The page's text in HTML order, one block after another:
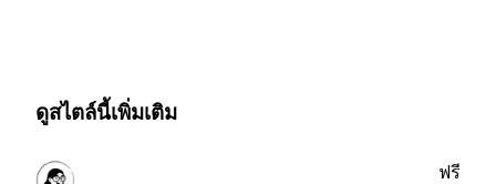
ดูสไตล์นี้เพิ่มเติม
ฟรี